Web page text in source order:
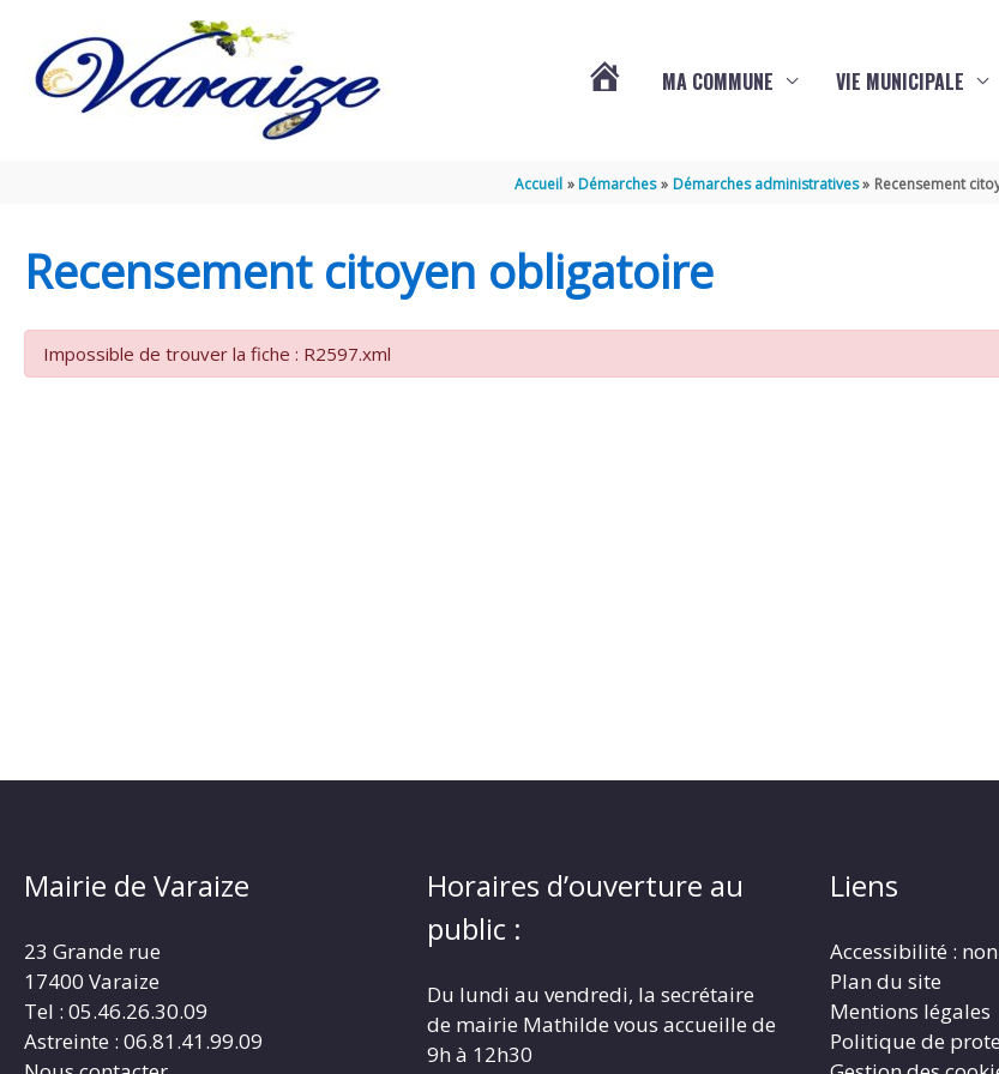
DE
VARAIZE
MA COMMUNE VIE MUNICIPALE
Accueil Démarches Démarches administratives Recensement
Recensement citoyen obligatoire
Impossible de trouver la fiche : R2597.xml
Mairie de Varaize
23 Grande rue
17400 Varaize
Tel : 05.46.26.30.09
Astreinte : 06.81.41.99.09
Horaires d’ouverture au
public :
Du lundi au vendredi, la secrétaire
de mairie Mathilde vous accueille de
9h à 12h30
Liens
Accessibilité :
Plan du site
Mentions légales
Politique de